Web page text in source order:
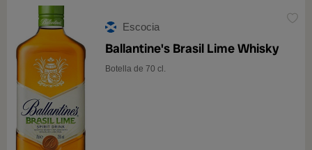
Escocia
Ballantine's Brasil Lime Whisky
Botella de 70 cl.